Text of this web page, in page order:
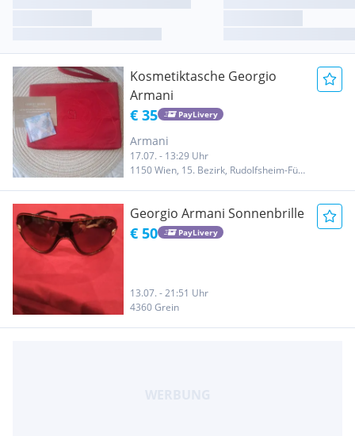
Kosmetiktasche Georgio
Armani
€ 35 PayLivery
Armani
17.07. - 13:29 Uhr
1150 Wien, 15. Bezirk, Rudolfsheim-Fünfhaus
Georgio Armani Sonnenbrille
€ 50 PayLivery
13.07. - 21:51 Uhr
4360 Grein